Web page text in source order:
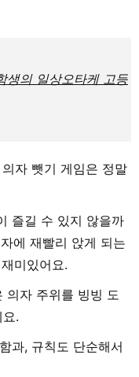
생의 일상오타케 고등
자 뺏기 게임은 정말
즐길 수 있지 않을까
에 재빨리 앉게 되는
미있어요.
의자 주위를 빙빙 도
.
과, 규칙도 단순해서